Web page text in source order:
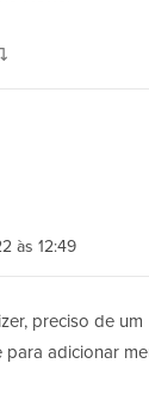
às 12:49
preciso de um
adicionar